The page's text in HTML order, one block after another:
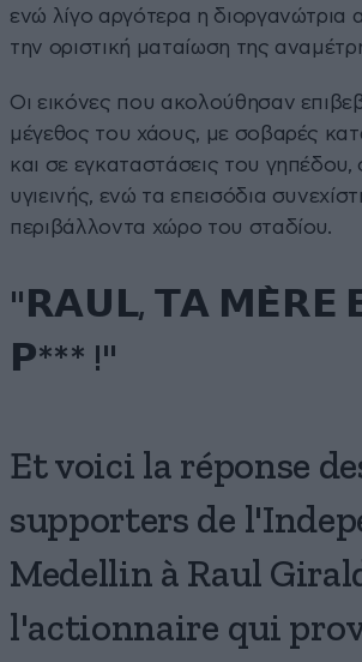
ενώ λίγο αργότερα η διοργανώτρια
την οριστική ματαίωση της
Οι εικόνες που ακολούθησαν
μέγεθος του χάους, με σοβαρές
και σε εγκαταστάσεις του γηπέδου,
υγιεινής, ενώ τα επεισόδια
περιβάλλοντα χώρο του σταδίου.
"𝗥𝗔𝗨𝗟, 𝗧𝗔 𝗠𝗘̀𝗥𝗘
𝗣*** !"
Et voici la réponse
supporters de
Medellin à Raul
l'actionnaire qui